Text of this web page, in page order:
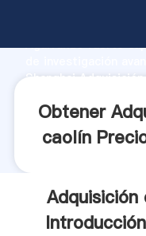
Agarrando fuerte
Shanghai
Obtener
caolín